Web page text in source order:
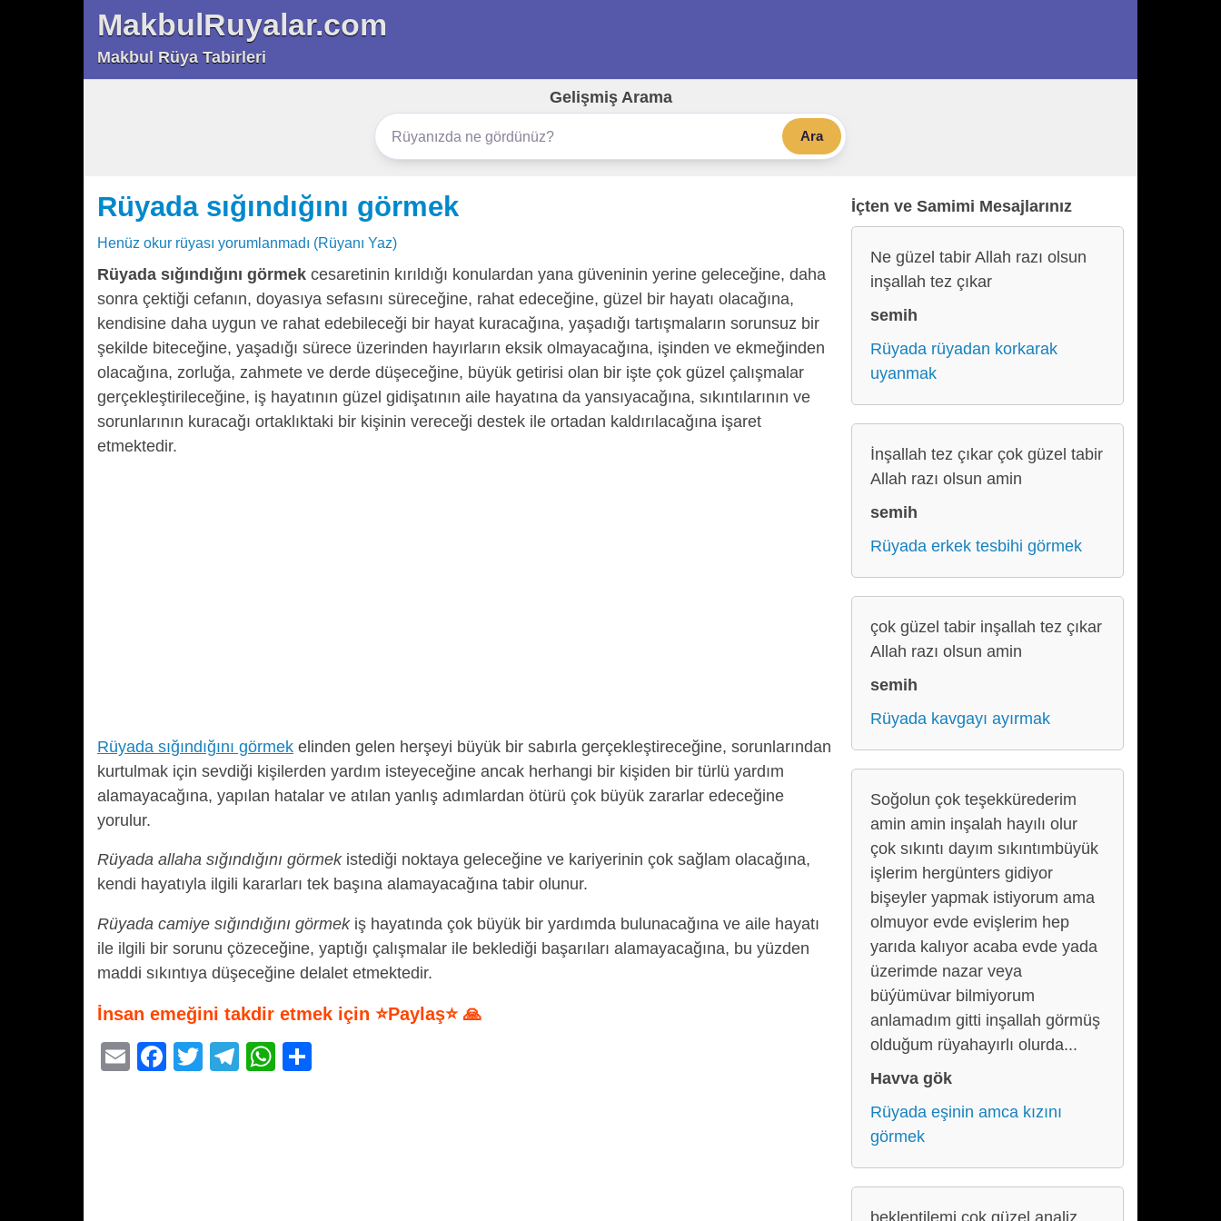
MakbulRuyalar.com
Makbul Rüya Tabirleri
Gelişmiş Arama
Ara
Rüyada sığındığını görmek
Henüz okur rüyası yorumlanmadı (Rüyanı Yaz)
Rüyada sığındığını görmek cesaretinin kırıldığı konulardan yana güveninin yerine geleceğine, daha
sonra çektiği cefanın, doyasıya sefasını süreceğine, rahat edeceğine, güzel bir hayatı olacağına,
kendisine daha uygun ve rahat edebileceği bir hayat kuracağına, yaşadığı tartışmaların sorunsuz bir
şekilde biteceğine, yaşadığı sürece üzerinden hayırların eksik olmayacağına, işinden ve ekmeğinden
olacağına, zorluğa, zahmete ve derde düşeceğine, büyük getirisi olan bir işte çok güzel çalışmalar
gerçekleştirileceğine, iş hayatının güzel gidişatının aile hayatına da yansıyacağına, sıkıntılarının ve
sorunlarının kuracağı ortaklıktaki bir kişinin vereceği destek ile ortadan kaldırılacağına işaret
etmektedir.
Rüyada sığındığını görmek elinden gelen herşeyi büyük bir sabırla gerçekleştireceğine, sorunlarından
kurtulmak için sevdiği kişilerden yardım isteyeceğine ancak herhangi bir kişiden bir türlü yardım
alamayacağına, yapılan hatalar ve atılan yanlış adımlardan ötürü çok büyük zararlar edeceğine
yorulur.
Rüyada allaha sığındığını görmekistediği noktaya geleceğine ve kariyerinin çok sağlam olacağına,
kendi hayatıyla ilgili kararları tek başına alamayacağına tabir olunur.
Rüyada camiye sığındığını görmekiş hayatında çok büyük bir yardımda bulunacağına ve aile hayatı
ile ilgili bir sorunu çözeceğine, yaptığı çalışmalar ile beklediği başarıları alamayacağına, bu yüzden
maddi sıkıntıya düşeceğine delalet etmektedir.
İnsan emeğini takdir etmek için ⭐Paylaş⭐ 🙏
E
F
T
T
W
İçten ve Samimi Mesajlarınız
Ne güzel tabir Allah razı olsun
inşallah tez çıkar
semih
Rüyada rüyadan korkarak
uyanmak
İnşallah tez çıkar çok güzel tabir
Allah razı olsun amin
semih
Rüyada erkek tesbihi görmek
çok güzel tabir inşallah tez çıkar
Allah razı olsun amin
semih
Rüyada kavgayı ayırmak
Soğolun çok teşekkürederim
amin amin inşalah hayılı olur
çok sıkıntı dayım sıkıntımbüyük
işlerim hergünters gidiyor
bişeyler yapmak istiyorum ama
olmuyor evde evişlerim hep
yarıda kalıyor acaba evde yada
üzerimde nazar veya
büýümüvar bilmiyorum
anlamadım gitti inşallah görmüş
olduğum rüyahayırlı olurda...
Havva gök
Rüyada eşinin amca kızını
görmek
beklentilemi çok güzel analiz